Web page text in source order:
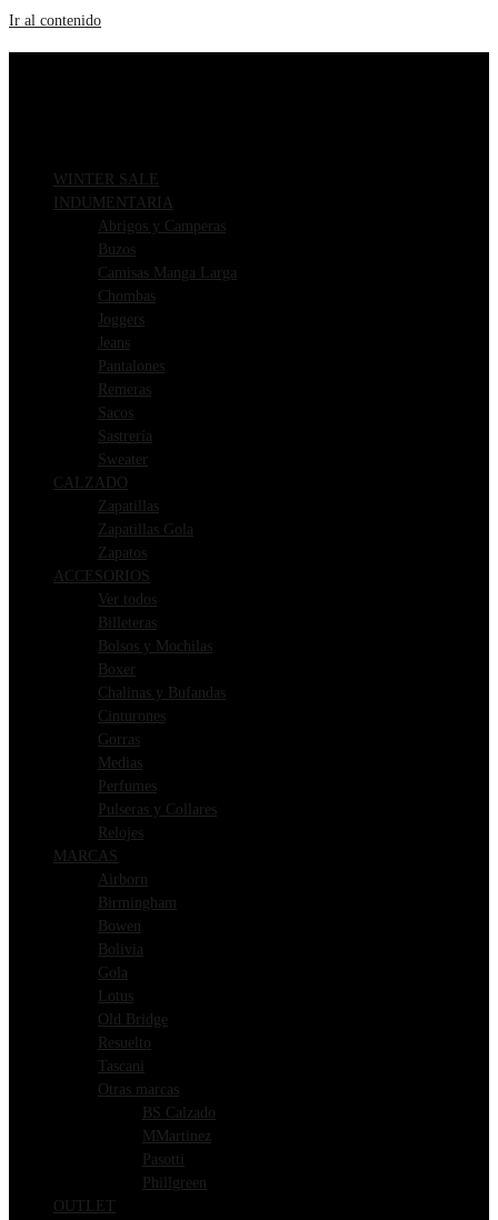
Ir al contenido
WINTER SALE
INDUMENTARIA
Abrigos y Camperas
Buzos
Camisas Manga Larga
Chombas
Joggers
Jeans
Pantalones
Remeras
Sacos
Sastrería
Sweater
CALZADO
Zapatillas
Zapatillas Gola
Zapatos
ACCESORIOS
Ver todos
Billeteras
Bolsos y Mochilas
Boxer
Chalinas y Bufandas
Cinturones
Gorras
Medias
Perfumes
Pulseras y Collares
Relojes
MARCAS
Airborn
Birmingham
Bowen
Bolivia
Gola
Lotus
Old Bridge
Resuelto
Tascani
Otras marcas
BS Calzado
MMartinez
Pasotti
Phillgreen
OUTLET